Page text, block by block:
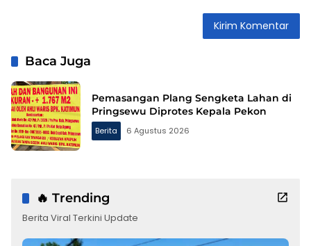
Baca Juga
Pemasangan Plang Sengketa Lahan di
Pringsewu Diprotes Kepala Pekon
Berita 6 Agustus 2026
🔥 Trending
Berita Viral Terkini Update